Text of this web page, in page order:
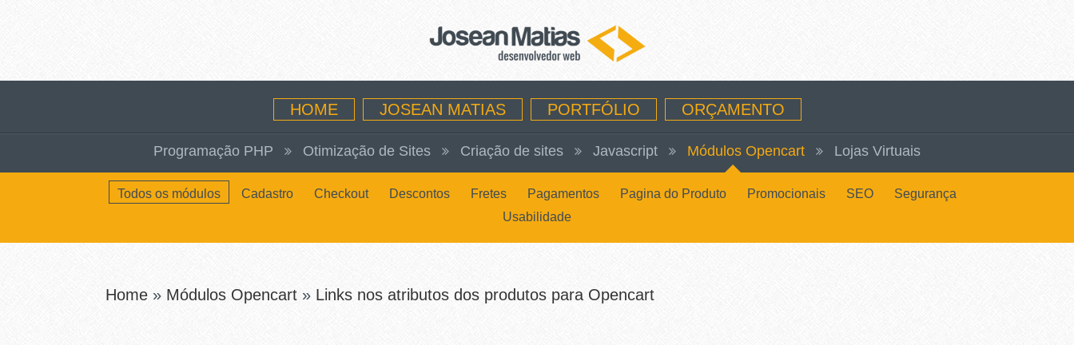
HOME JOSEAN MATIAS PORTFÓLIO ORÇAMENTO
Programação PHP Otimização de Sites Criação de sites Javascript Módulos Opencart Lojas Virtuais
Todos os módulos Cadastro Checkout Descontos Fretes Pagamentos Pagina do Produto Promocionais SEO
Segurança
Usabilidade
Home » Módulos Opencart » Links nos atributos dos produtos para Opencart